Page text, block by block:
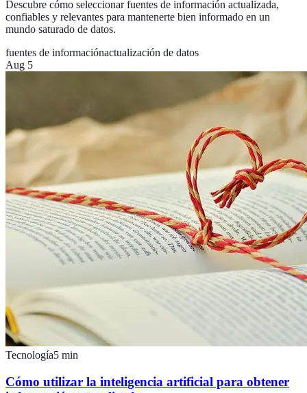
Descubre cómo seleccionar fuentes de información actualizada,
confiables y relevantes para mantenerte bien informado en un
mundo saturado de datos.
fuentes de informaciónactualización de datos
Aug 5
Tecnología5 min
Cómo utilizar la inteligencia artificial para obtener